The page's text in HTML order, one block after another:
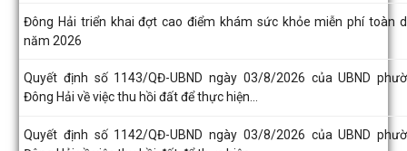
Đông Hải triển khai đợt cao điểm khám sức khỏe miễn phí toàn
năm 2026
Quyết định số 1143/QĐ-UBND ngày 03/8/2026 của UBND
Đông Hải về việc thu hồi đất để thực hiện...
Quyết định số 1142/QĐ-UBND ngày 03/8/2026 của UBND